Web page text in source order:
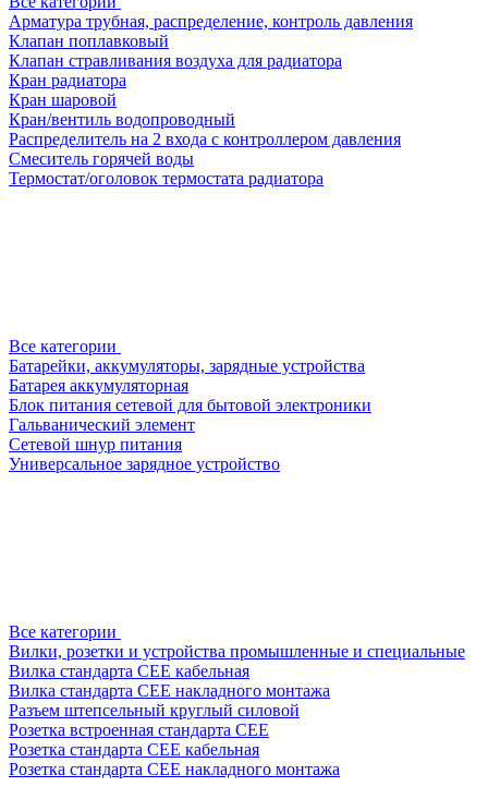
Арматура трубная, распределение, контроль давления
Клапан поплавковый
Клапан стравливания воздуха для радиатора
Кран радиатора
Кран шаровой
Кран/вентиль водопроводный
Распределитель на 2 входа с контроллером давления
Смеситель горячей воды
Термостат/оголовок термостата радиатора
Все категории
Батарейки, аккумуляторы, зарядные устройства
Батарея аккумуляторная
Блок питания сетевой для бытовой электроники
Гальванический элемент
Сетевой шнур питания
Универсальное зарядное устройство
Все категории
Вилки, розетки и устройства промышленные и специальные
Вилка стандарта CEE кабельная
Вилка стандарта CEE накладного монтажа
Разъем штепсельный круглый силовой
Розетка встроенная стандарта CEE
Розетка стандарта СЕЕ кабельная
Розетка стандарта СЕЕ накладного монтажа